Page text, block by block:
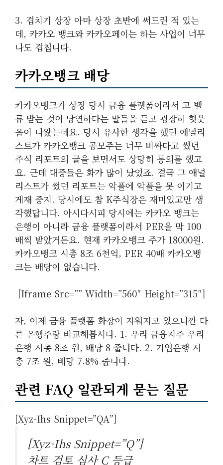
3. 겹치기 상장 아마 상장 초반에 써드린 적 있는
데, 카카오 뱅크와 카카오페이는 하는 사업이 너무
나도 겹칩니다.
카카오뱅크 배당
카카오뱅크가 상장 당시 금융 플랫폼이라서 고 밸
류 받는 것이 당연하다는 말들을 듣고 굉장히 헛웃
음이 나왔는데요. 당시 유사한 생각을 했던 애널리
스트가 카카오뱅크 공모주는 너무 비싸다고 썼던
주식 리포트의 글을 보면서도 상당히 동의를 했고
요. 근데 대중들은 화가 많이 났었죠. 결국 그 애널
리스트가 썼던 리포트는 악플에 악플을 못 이기고
게재 중지. 당시에도 참 K주식장은 재미있고만 생
각했답니다. 아시다시피 당시에는 카카오 뱅크는
은행이 아니라 금융 플랫폼이라서 PER을 막 100
배씩 받았거든요. 현재 카카오뱅크 주가 18000원.
카카오뱅크 시총 8조 6천억, PER 40배 카카오뱅
크는 배당이 없습니다.
[iframe Src=”” Width=”560″ Height=”315″]
자, 이제 금융 플랫폼 화장이 지워지고 있으니깐 다
른 은행주랑 비교해봅시다. 1. 우리 금융지주 우리
은행 시총 8조 원, 배당 8 줍니다. 2. 기업은행 시
총 7조 원, 배당 7.8% 줍니다.
관련 FAQ 일관되게 묻는 질문
[xyz-Ihs Snippet=”QA”]
[xyz-Ihs Snippet=”Q”]
차트 검토 심사 C 등급